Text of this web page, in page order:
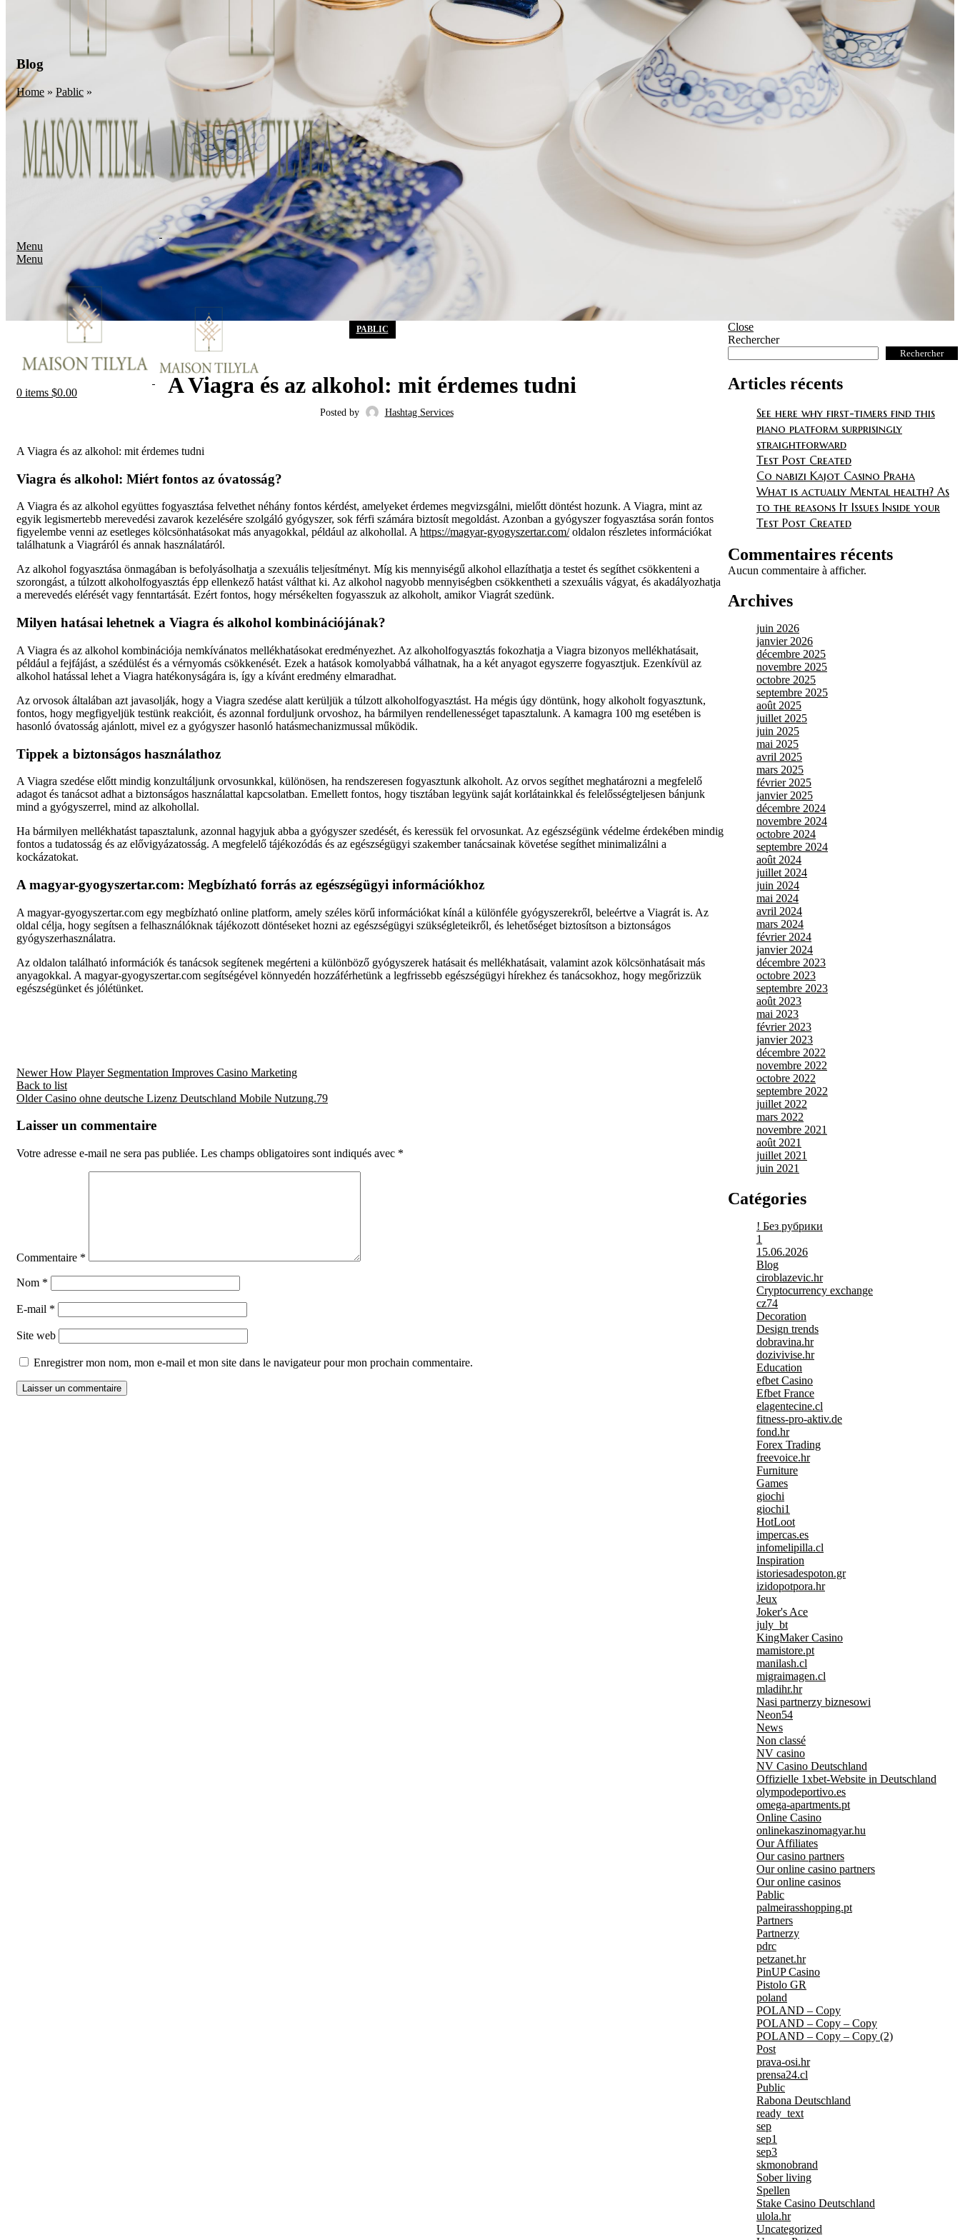
Menu
Menu
0 items $0.00
Blog
Home » Pablic »
PABLIC
A Viagra és az alkohol: mit érdemes tudni
Posted by Hashtag Services
A Viagra és az alkohol: mit érdemes tudni
Viagra és alkohol: Miért fontos az óvatosság?
A Viagra és az alkohol együttes fogyasztása felvethet néhány fontos kérdést, amelyeket érdemes megvizsgálni, mielőtt döntést hozunk. A Viagra, mint az
egyik legismertebb merevedési zavarok kezelésére szolgáló gyógyszer, sok férfi számára biztosít megoldást. Azonban a gyógyszer fogyasztása során fontos
figyelembe venni az esetleges kölcsönhatásokat más anyagokkal, például az alkohollal. A https://magyar-gyogyszertar.com/oldalon részletes információkat
találhatunk a Viagráról és annak használatáról.
Az alkohol fogyasztása önmagában is befolyásolhatja a szexuális teljesítményt. Míg kis mennyiségű alkohol ellazíthatja a testet és segíthet csökkenteni a
szorongást, a túlzott alkoholfogyasztás épp ellenkező hatást válthat ki. Az alkohol nagyobb mennyiségben csökkentheti a szexuális vágyat, és akadályozhatja
a merevedés elérését vagy fenntartását. Ezért fontos, hogy mérsékelten fogyasszuk az alkoholt, amikor Viagrát szedünk.
Milyen hatásai lehetnek a Viagra és alkohol kombinációjának?
A Viagra és az alkohol kombinációja nemkívánatos mellékhatásokat eredményezhet. Az alkoholfogyasztás fokozhatja a Viagra bizonyos mellékhatásait,
például a fejfájást, a szédülést és a vérnyomás csökkenését. Ezek a hatások komolyabbá válhatnak, ha a két anyagot egyszerre fogyasztjuk. Ezenkívül az
alkohol hatással lehet a Viagra hatékonyságára is, így a kívánt eredmény elmaradhat.
Az orvosok általában azt javasolják, hogy a Viagra szedése alatt kerüljük a túlzott alkoholfogyasztást. Ha mégis úgy döntünk, hogy alkoholt fogyasztunk,
fontos, hogy megfigyeljük testünk reakcióit, és azonnal forduljunk orvoshoz, ha bármilyen rendellenességet tapasztalunk. A kamagra 100 mg esetében is
hasonló óvatosság ajánlott, mivel ez a gyógyszer hasonló hatásmechanizmussal működik.
Tippek a biztonságos használathoz
A Viagra szedése előtt mindig konzultáljunk orvosunkkal, különösen, ha rendszeresen fogyasztunk alkoholt. Az orvos segíthet meghatározni a megfelelő
adagot és tanácsot adhat a biztonságos használattal kapcsolatban. Emellett fontos, hogy tisztában legyünk saját korlátainkkal és felelősségteljesen bánjunk
mind a gyógyszerrel, mind az alkohollal.
Ha bármilyen mellékhatást tapasztalunk, azonnal hagyjuk abba a gyógyszer szedését, és keressük fel orvosunkat. Az egészségünk védelme érdekében mindig
fontos a tudatosság és az elővigyázatosság. A megfelelő tájékozódás és az egészségügyi szakember tanácsainak követése segíthet minimalizálni a
kockázatokat.
A magyar-gyogyszertar.com: Megbízható forrás az egészségügyi információkhoz
A magyar-gyogyszertar.com egy megbízható online platform, amely széles körű információkat kínál a különféle gyógyszerekről, beleértve a Viagrát is. Az
oldal célja, hogy segítsen a felhasználóknak tájékozott döntéseket hozni az egészségügyi szükségleteikről, és lehetőséget biztosítson a biztonságos
gyógyszerhasználatra.
Az oldalon található információk és tanácsok segítenek megérteni a különböző gyógyszerek hatásait és mellékhatásait, valamint azok kölcsönhatásait más
anyagokkal. A magyar-gyogyszertar.com segítségével könnyedén hozzáférhetünk a legfrissebb egészségügyi hírekhez és tanácsokhoz, hogy megőrizzük
egészségünket és jólétünket.
Newer How Player Segmentation Improves Casino Marketing
Back to list
Older Casino ohne deutsche Lizenz Deutschland Mobile Nutzung.79
Laisser un commentaire
Votre adresse e-mail ne sera pas publiée. Les champs obligatoires sont indiqués avec *
Commentaire *
Nom *
E-mail *
Site web
Enregistrer mon nom, mon e-mail et mon site dans le navigateur pour mon prochain commentaire.
Close
Rechercher
Rechercher
Articles récents
See here why first-timers find this
piano platform surprisingly
straightforward
Test Post Created
Co nabizi Kajot Casino Praha
What is actually Mental health? As
to the reasons It Issues Inside your
Test Post Created
Commentaires récents
Aucun commentaire à afficher.
Archives
juin 2026
janvier 2026
décembre 2025
novembre 2025
octobre 2025
septembre 2025
août 2025
juillet 2025
juin 2025
mai 2025
avril 2025
mars 2025
février 2025
janvier 2025
décembre 2024
novembre 2024
octobre 2024
septembre 2024
août 2024
juillet 2024
juin 2024
mai 2024
avril 2024
mars 2024
février 2024
janvier 2024
décembre 2023
octobre 2023
septembre 2023
août 2023
mai 2023
février 2023
janvier 2023
décembre 2022
novembre 2022
octobre 2022
septembre 2022
juillet 2022
mars 2022
novembre 2021
août 2021
juillet 2021
juin 2021
Catégories
! Без рубрики
1
15.06.2026
Blog
ciroblazevic.hr
Cryptocurrency exchange
cz74
Decoration
Design trends
dobravina.hr
dozivivise.hr
Education
efbet Casino
Efbet France
elagentecine.cl
fitness-pro-aktiv.de
fond.hr
Forex Trading
freevoice.hr
Furniture
Games
giochi
giochi1
HotLoot
impercas.es
infomelipilla.cl
Inspiration
istoriesadespoton.gr
izidopotpora.hr
Jeux
Joker's Ace
july_bt
KingMaker Casino
mamistore.pt
manilash.cl
migraimagen.cl
mladihr.hr
Nasi partnerzy biznesowi
Neon54
News
Non classé
NV casino
NV Casino Deutschland
Offizielle 1xbet-Website in Deutschland
olympodeportivo.es
omega-apartments.pt
Online Casino
onlinekaszinomagyar.hu
Our Affiliates
Our casino partners
Our online casino partners
Our online casinos
Pablic
palmeirasshopping.pt
Partners
Partnerzy
pdrc
petzanet.hr
PinUP Casino
Pistolo GR
poland
POLAND – Copy
POLAND – Copy – Copy
POLAND – Copy – Copy (2)
Post
prava-osi.hr
prensa24.cl
Public
Rabona Deutschland
ready_text
sep
sep1
sep3
skmonobrand
Sober living
Spellen
Stake Casino Deutschland
ulola.hr
Uncategorized